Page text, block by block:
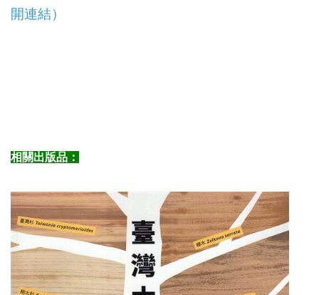
開連結）
相關出版品：